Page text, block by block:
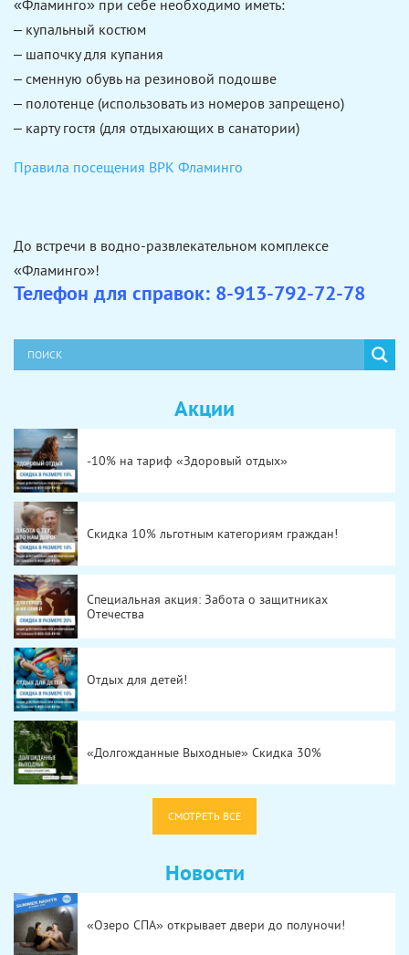
«Фламинго» при себе необходимо иметь:
– купальный костюм
– шапочку для купания
– сменную обувь на резиновой подошве
– полотенце (использовать из номеров запрещено)
– карту гостя (для отдыхающих в санатории)
Правила посещения ВРК Фламинго
До встречи в водно-развлекательном комплексе
«Фламинго»!
Телефон для справок: 8-913-792-72-78
Акции
-10% на тариф «Здоровый отдых»
Скидка 10% льготным категориям граждан!
Специальная акция: Забота о защитниках
Отечества
Отдых для детей!
«Долгожданные Выходные» Скидка 30%
СМОТРЕТЬ ВСЕ
Новости
«Озеро СПА» открывает двери до полуночи!